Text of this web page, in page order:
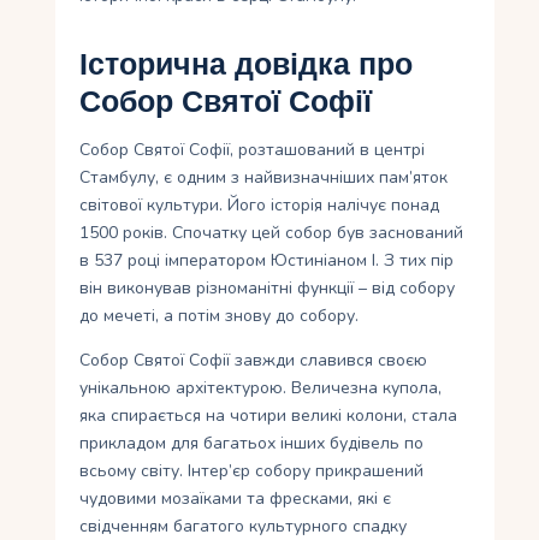
Історична довідка про
Собор Святої Софії
Собор Святої Софії, розташований в центрі
Стамбулу, є одним з найвизначніших пам’яток
світової культури. Його історія налічує понад
1500 років. Спочатку цей собор був заснований
в 537 році імператором Юстиніаном I. З тих пір
він виконував різноманітні функції – від собору
до мечеті, а потім знову до собору.
Собор Святої Софії завжди славився своєю
унікальною архітектурою. Величезна купола,
яка спирається на чотири великі колони, стала
прикладом для багатьох інших будівель по
всьому світу. Інтер’єр собору прикрашений
чудовими мозаїками та фресками, які є
свідченням багатого культурного спадку